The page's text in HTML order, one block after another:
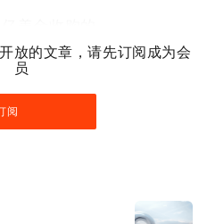
估值 50 亿只融了 140
到现在还保持其简单的核
放的文章，请先订阅成为会
员
阅